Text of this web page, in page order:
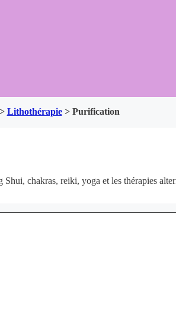
Lithothérapie> Purification
chakras, reiki, yoga et les thérapies